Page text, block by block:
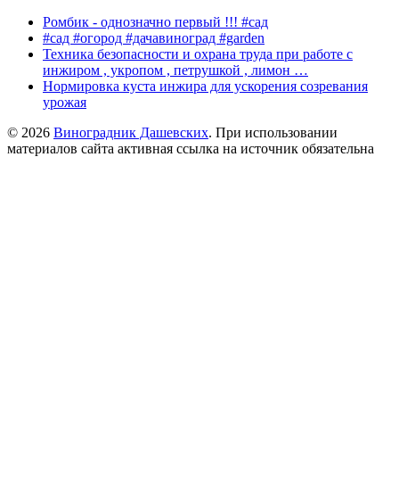
Ромбик - однозначно первый !!! #сад
#сад #огород #дачавиноград #garden
Техника безопасности и охрана труда при работе с
инжиром , укропом , петрушкой , лимон …
Нормировка куста инжира для ускорения созревания
урожая
© 2026 Виноградник Дашевских. При использовании
материалов сайта активная ссылка на источник обязательна